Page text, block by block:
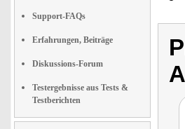
Support-FAQs
Erfahrungen, Beiträge
Diskussions-Forum
Testergebnisse aus Tests &
Testberichten